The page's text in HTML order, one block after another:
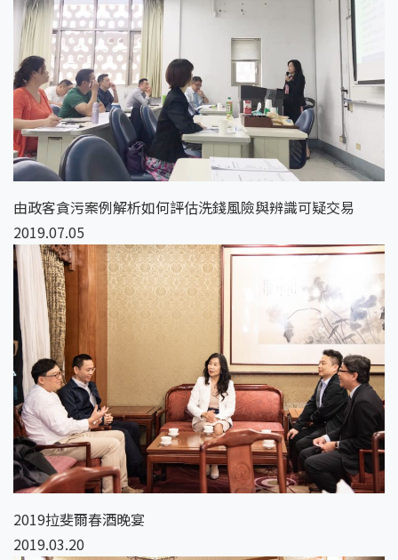
由政客貪污案例解析如何評估洗錢風險與辨識可疑交易
2019.07.05
2019拉斐爾春酒晚宴
2019.03.20